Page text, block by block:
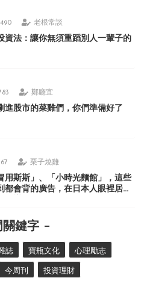
老根常談
資法：讓你無須重蹈別人一輩子的
鄭廳宜
進股市的菜雞們，你們準備好了
栗子燒雞
用斯斯」、「小時光麵館」，這些
都會背的廣告，在日本人眼裡居然
關鍵字
誌 寶瓶文化 心理勵志
今周刊 投資理財